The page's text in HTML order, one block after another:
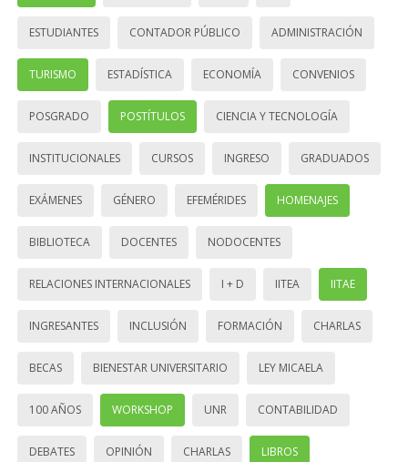
ESTUDIANTES CONTADOR PÚBLICO ADMINISTRACIÓN
TURISMO ESTADÍSTICA ECONOMÍA CONVENIOS
POSGRADO POSTÍTULOS CIENCIA Y TECNOLOGÍA
INSTITUCIONALES CURSOS INGRESO GRADUADOS
EXÁMENES GÉNERO EFEMÉRIDES HOMENAJES
BIBLIOTECA DOCENTES NODOCENTES
RELACIONES INTERNACIONALES I + D IITEA IITAE
INGRESANTES INCLUSIÓN FORMACIÓN CHARLAS
BECAS BIENESTAR UNIVERSITARIO LEY MICAELA
100 AÑOS WORKSHOP UNR CONTABILIDAD
DEBATES OPINIÓN CHARLAS LIBROS